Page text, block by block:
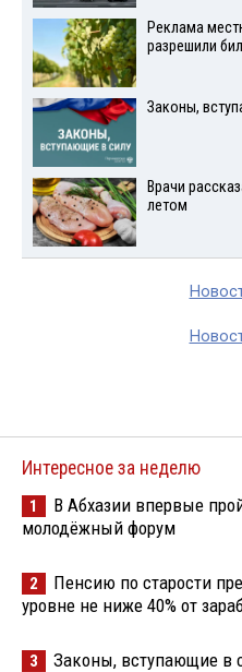
Реклама
разрешили
Законы,
Врачи
летом
Интересное за неделю
1
В Абхазии впервые
молодёжный форум
2
Пенсию по старости
уровне не ниже 40% от
3 Законы, вступающие в